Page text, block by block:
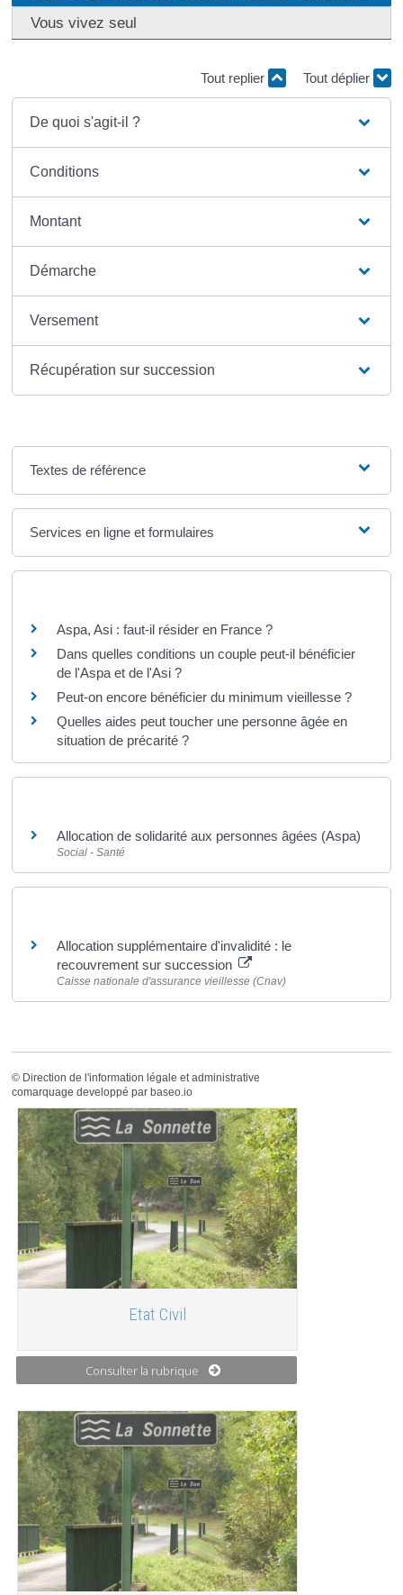
Vous vivez seul
Tout replier Tout déplier
De quoi s'agit-il ?
Conditions
Montant
Démarche
Versement
Récupération sur succession
Textes de référence
Services en ligne et formulaires
Aspa, Asi : faut-il résider en France ?
Dans quelles conditions un couple peut-il bénéficier
de l'Aspa et de l'Asi ?
Peut-on encore bénéficier du minimum vieillesse ?
Quelles aides peut toucher une personne âgée en
situation de précarité ?
Allocation de solidarité aux personnes âgées (Aspa)
Social - Santé
Allocation supplémentaire d'invalidité : le
recouvrement sur succession
Caisse nationale d'assurance vieillesse (Cnav)
© Direction de l'information légale et administrative
comarquage developpé par baseo.io
Etat Civil
Consulter la rubrique